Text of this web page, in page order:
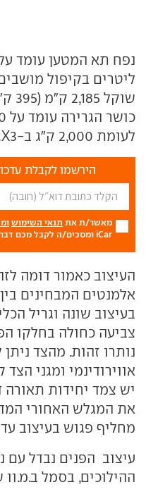
לעומת 2,000 ק"ג ב-X3.
הירשמו לקבלת
מאשר/ת את תנאי השימוש
iCar ומסכים/ה לקבל מכם דברי פרסום.
בעיצוב שונה וגריל
צביעה כחולה בחלקו
נותרו זהות. מהצד
אווירודינמי ומגני
את המגלש האחורי
מחליף פגוש בעיצוב
עיצוב הפנים נבדל עם
ההילוכים, בסמל